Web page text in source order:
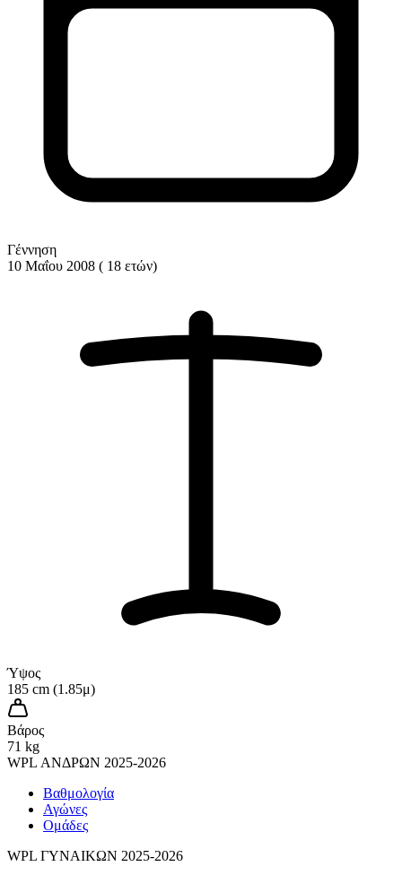
Γέννηση
10 Μαΐου 2008 ( 18 ετών)
Ύψος
185 cm (1.85μ)
Βάρος
71 kg
WPL ΑΝΔΡΩΝ 2025-2026
Βαθμολογία
Αγώνες
Ομάδες
WPL ΓΥΝΑΙΚΩΝ 2025-2026